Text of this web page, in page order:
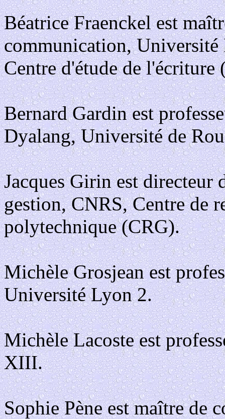
Béatrice Fraenckel est
communication,
Centre d'étude de
Bernard Gardin est
Dyalang, Université de
Jacques Girin est directeur
gestion, CNRS, Centre de
polytechnique (CRG).
Michèle Grosjean est
Université Lyon 2.
Michèle Lacoste est
XIII.
Sophie Pène est maître de